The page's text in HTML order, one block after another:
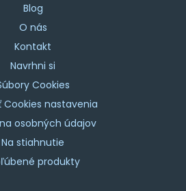
Blog
O nás
Kontakt
Navrhni si
Cookies
Cookies nastavenia
osobných údajov
Na stiahnutie
produkty